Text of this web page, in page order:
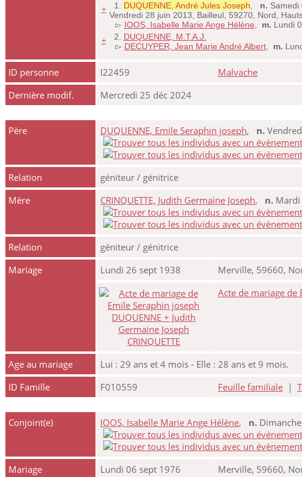
+ 1. DUQUENNE, André Jules Joseph, n. Samedi
Vendredi 28 juin 2013, Bailleul, 59270, Nord,
▻ IOOS, Isabelle Marie Ange Hélène, m. Lundi
+ 2. DUQUENNE, M.T.A.J.
▻ DECUYPER, Jean Marie André Albert, m.
ID personne I22459
Malvache
Dernière modif.
Mercredi 25 déc 2024
Père DUQUENNE, Emile Seraphin joseph, n.
Relation
géniteur / génitrice
Mère
CRINQUETTE, Judith Germaine Joseph, n. Mardi
Relation
géniteur / génitrice
Mariage
Lundi 26 sept 1938
Merville, 59660,
Acte de mariage de
Age au mariage
Lui : 29 ans et 4 mois - Elle : 28 ans et 9 mois.
ID Famille
F010559 Feuille familiale |
Conjoint(e) IOOS, Isabelle Marie Ange Hélène, n.
Mariage
Lundi 06 sept 1976 Merville, 59660,